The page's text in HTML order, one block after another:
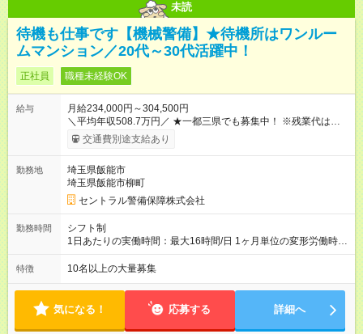
未読
待機も仕事です【機械警備】★待機所はワンルー
ムマンション／20代～30代活躍中！
正社員 職種未経験OK
給与
月給234,000円～304,500円
＼平均年収508.7万円／ ★一都三県でも募集中！ ※残業代は
100％支給します。 ※勤務状況や年齢・経験・能力を考慮して決
定します。 ※上記とは別に年2回の賞与と各種手当を追加支給し
はありません。 【試用期間】試用期間あり 試用期間の長さ：3
ヶ月 雇用形態、給与は本採用時と同じです。
交通費別途支給あり
勤務地
埼玉県飯能市
埼玉県飯能市柳町
セントラル警備保障株式会社
勤務時間
シフト制
1日あたりの実働時間：最大16時間/日 1ヶ月単位の変形労働時間
制（月平均実働172時間） ＜2交代制勤務＞ ◎日勤／09：00～
20：00（休憩2時間） ◎夜勤／20：00～翌09：00（休憩1時
特徴 10名以上の大量募集
気になる！ 応募する 詳細へ